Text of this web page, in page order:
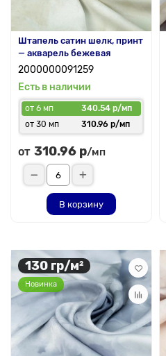
Штапель сатин шелк, принт
— акварель бежевая
2000000091259
Есть в наличии
от 6 мп
340.54 р/мп
от 30 мп
310.96 р/мп
от 310.96 р/мп
В корзину
130 гр/м²
Новинка